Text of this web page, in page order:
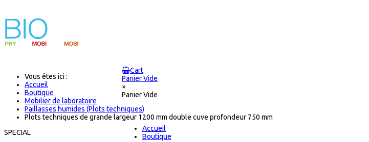
Cart
Panier Vide
×
Panier Vide
Accueil
Boutique
Vous êtes ici :
Accueil
Boutique
Mobilier de laboratoire
Paillasses humides (Plots techniques)
Plots techniques de grande largeur 1200 mm double cuve profondeur 750 mm
SPECIAL